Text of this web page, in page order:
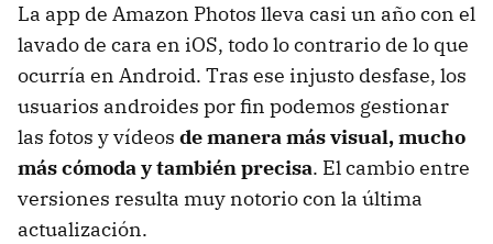
La app de Amazon Photos lleva casi un año con el
lavado de cara en iOS, todo lo contrario de lo que
ocurría en Android. Tras ese injusto desfase, los
usuarios androides por fin podemos gestionar
las fotos y vídeos de manera más visual, mucho
más cómoda y también precisa. El cambio entre
versiones resulta muy notorio con la última
actualización.